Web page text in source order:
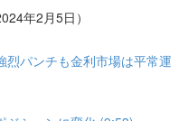
年2月5日）
烈パンチも金利市場は平常運